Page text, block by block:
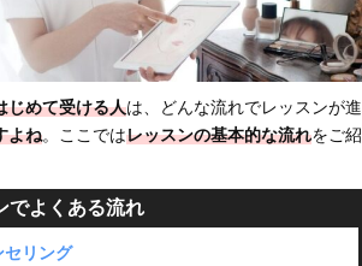
じめて受ける人は、どんな流れでレッスンが進
よね。ここではレッスンの基本的な流れをご紹
でよくある流れ
セリング